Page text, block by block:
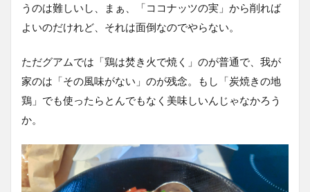
うのは難しいし、まぁ、「ココナッツの実」から削れば
よいのだけれど、それは面倒なのでやらない。
ただグアムでは「鶏は焚き火で焼く」のが普通で、我が
家のは「その風味がない」のが残念。もし「炭焼きの地
鶏」でも使ったらとんでもなく美味しいんじゃなかろう
か。